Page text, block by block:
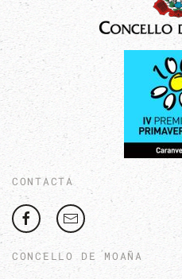
CONTACTA
CONCELLO DE MOAÑA